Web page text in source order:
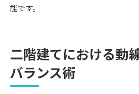
能です。
二階建てにおける動
バランス術